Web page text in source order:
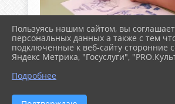
Пользуясь нашим сайтом, вы
персональных данных а также с тем
подключенные к веб-сайту сторонние
Яндекс Метрика, "Госуслуги",
Подробнее